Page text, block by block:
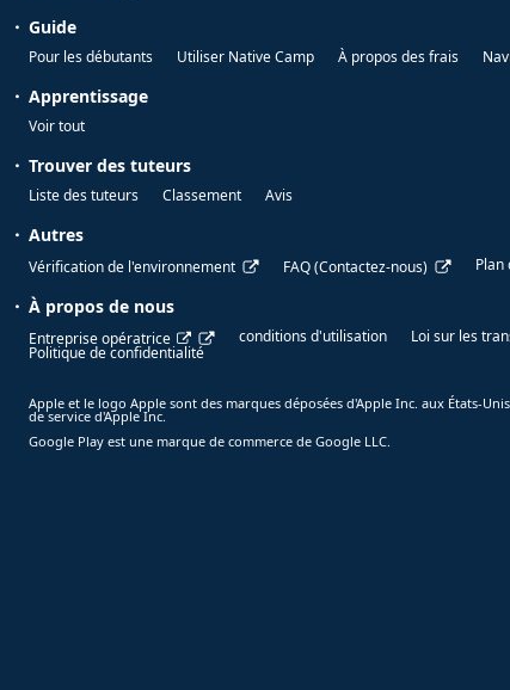
Guide
Pour les débutants Utiliser Native Camp À propos des frais
Apprentissage
Voir tout
Trouver des tuteurs
Liste des tuteurs Classement Avis
Autres
Vérification de l'environnement FAQ (Contactez-nous) Plan
À propos de nous
Entreprise opératrice conditions d'utilisation
Loi sur les
Politique de confidentialité
Apple et le logo Apple sont des marques déposées d'Apple Inc. aux États-
de service d'Apple Inc.
Google Play est une marque de commerce de Google LLC.